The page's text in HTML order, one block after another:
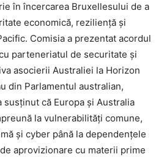
în încercarea Bruxellesului de a
economică, reziliență și
Comisia a prezentat acordul
parteneriatul de securitate și
asocierii Australiei la Horizon
din Parlamentul australian,
susținut că Europa și Australia
la vulnerabilități comune,
și cyber până la dependențele
aprovizionare cu materii prime